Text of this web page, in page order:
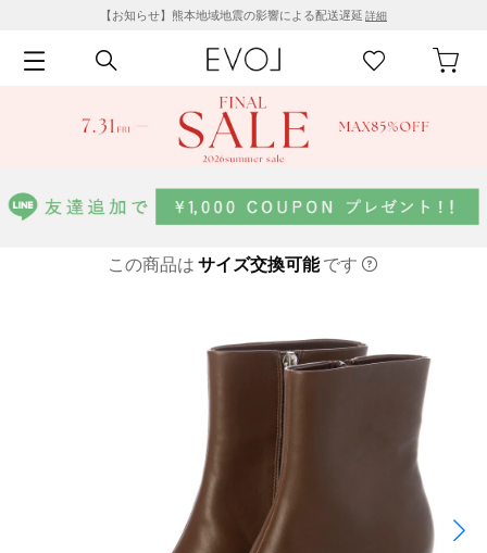
【お知らせ】熊本地域地震の影響による配送遅延 詳細
この商品は サイズ交換可能です